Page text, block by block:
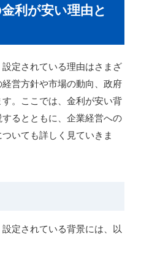
利が安い理由と
定されている理由はさまざ
営方針や市場の動向、政府
。ここでは、金利が安い背
るとともに、企業経営への
いても詳しく見ていきま
定されている背景には、以